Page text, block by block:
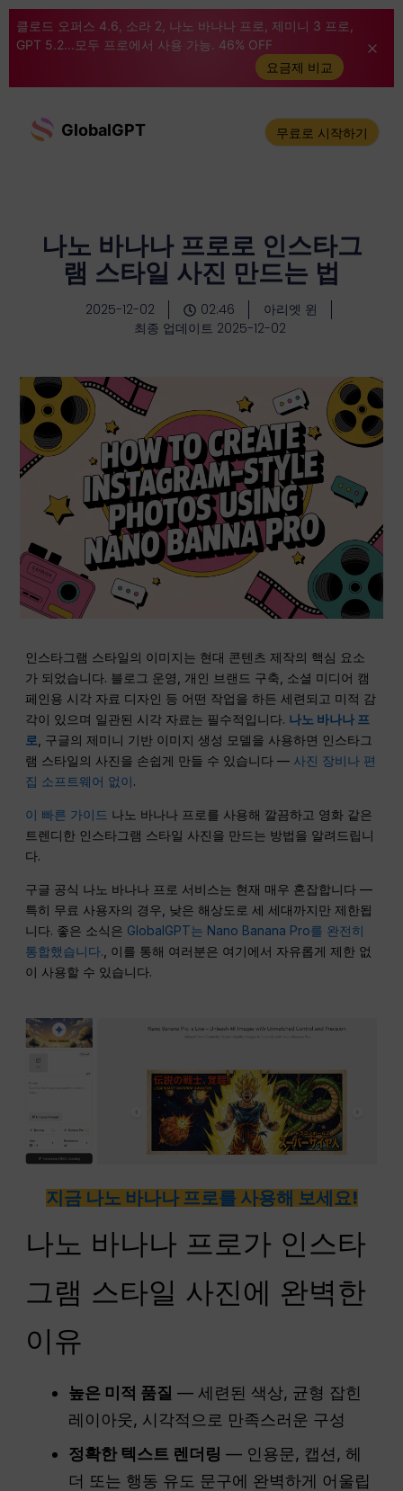
클로드 오퍼스 4.6, 소라 2, 나노 바나나 프로, 제미니 3 프로,
GPT 5.2...모두 프로에서 사용 가능. 46% OFF
요금제 비교
GlobalGPT 무료로 시작하기
나노 바나나 프로로 인스타그
램 스타일 사진 만드는 법
2025-12-02 02:46
아리엣 윈
최종 업데이트 2025-12-02
인스타그램 스타일의 이미지는 현대 콘텐츠 제작의 핵심 요소
가 되었습니다. 블로그 운영, 개인 브랜드 구축, 소셜 미디어 캠
페인용 시각 자료 디자인 등 어떤 작업을 하든 세련되고 미적 감
각이 있으며 일관된 시각 자료는 필수적입니다. 나노 바나나 프
로
, 구글의 제미니 기반 이미지 생성 모델을 사용하면 인스타그
램 스타일의 사진을 손쉽게 만들 수 있습니다 — 사진 장비나 편
집 소프트웨어 없이.
이 빠른 가이드 나노 바나나 프로를 사용해 깔끔하고 영화 같은
트렌디한 인스타그램 스타일 사진을 만드는 방법을 알려드립니
다.
구글 공식 나노 바나나 프로 서비스는 현재 매우 혼잡합니다 —
특히 무료 사용자의 경우, 낮은 해상도로 세 세대까지만 제한됩
니다. 좋은 소식은 GlobalGPT는 Nano Banana Pro를 완전히
통합했습니다., 이를 통해 여러분은 여기에서 자유롭게 제한 없
이 사용할 수 있습니다.
지금 나노 바나나 프로를 사용해 보세요!
나노 바나나 프로가 인스타
그램 스타일 사진에 완벽한
이유
높은 미적 품질 — 세련된 색상, 균형 잡힌
레이아웃, 시각적으로 만족스러운 구성
정확한 텍스트 렌더링 — 인용문, 캡션, 헤
더 또는 행동 유도 문구에 완벽하게 어울립